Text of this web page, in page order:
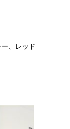
、レッド